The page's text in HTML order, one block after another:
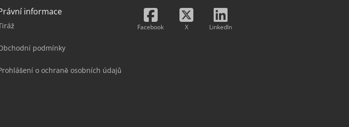
informace
podmínky
o ochraně osobních údajů
Facebook X LinkedIn